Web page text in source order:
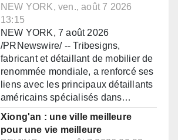
NEW YORK, ven., août 7 2026
13:15
NEW YORK, 7 août 2026
/PRNewswire/ -- Tribesigns,
fabricant et détaillant de mobilier de
renommée mondiale, a renforcé ses
liens avec les principaux détaillants
américains spécialisés dans…
Xiong'an : une ville meilleure
pour une vie meilleure